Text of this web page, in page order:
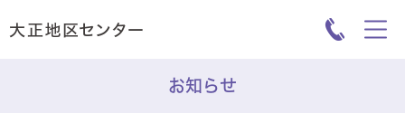
お知らせ